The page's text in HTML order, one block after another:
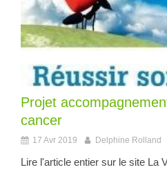
Projet
cancer
17 Avr 2019 Delphine Rolland
Lire l'article entier sur le site La